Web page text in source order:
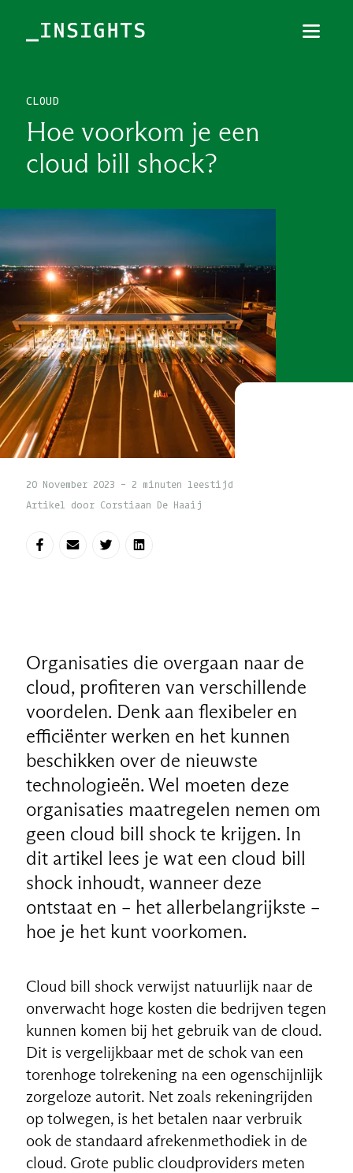
CLOUD
Hoe voorkom je een
cloud bill shock?
20 November 2023 - 2 minuten leestijd
Artikel door Corstiaan De Haaij
Organisaties die overgaan naar de
cloud, profiteren van verschillende
voordelen. Denk aan flexibeler en
efficiënter werken en het kunnen
beschikken over de nieuwste
technologieën. Wel moeten deze
organisaties maatregelen nemen om
geen cloud bill shock te krijgen. In
dit artikel lees je wat een cloud bill
shock inhoudt, wanneer deze
ontstaat en – het allerbelangrijkste –
hoe je het kunt voorkomen.
Cloud bill shock verwijst natuurlijk naar de
onverwacht hoge kosten die bedrijven tegen
kunnen komen bij het gebruik van de cloud.
Dit is vergelijkbaar met de schok van een
torenhoge tolrekening na een ogenschijnlijk
zorgeloze autorit. Net zoals rekeningrijden
op tolwegen, is het betalen naar verbruik
ook de standaard afrekenmethodiek in de
cloud. Grote public cloudproviders meten
TOPICS
THEMES
PODCAST
NIEUWSBRIEF